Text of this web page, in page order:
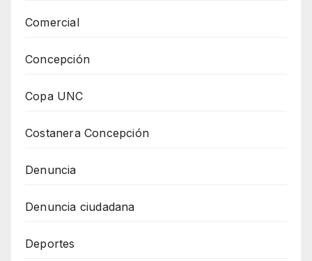
Comercial
Concepción
Copa UNC
Costanera Concepción
Denuncia
Denuncia ciudadana
Deportes